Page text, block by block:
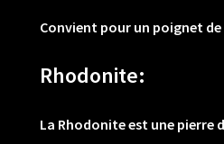
Convient pour un poignet de
Rhodonite:
La Rhodonite est une pierre